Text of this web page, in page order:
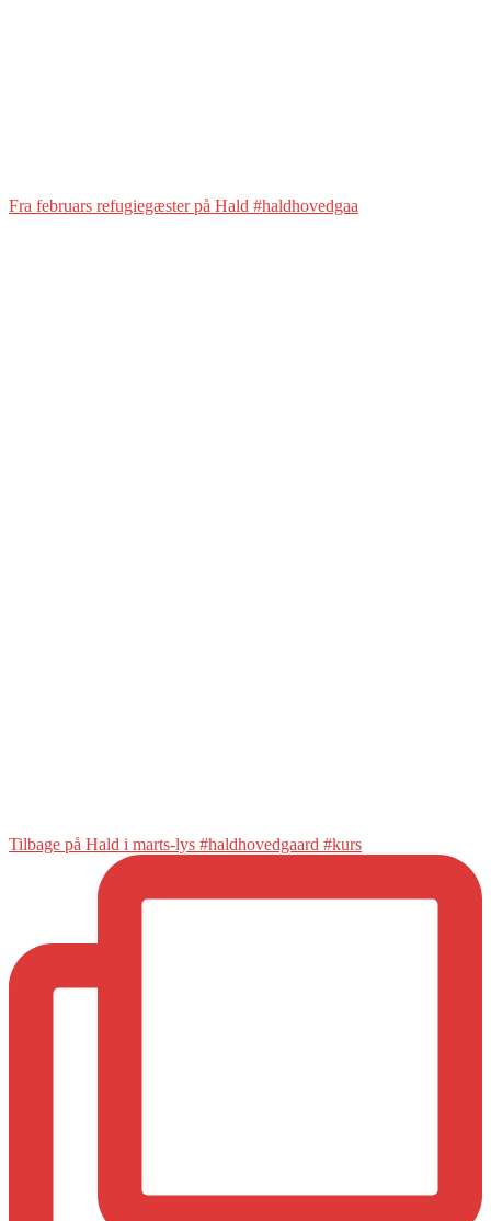
Fra februars refugiegæster på Hald #haldhovedgaa
Tilbage på Hald i marts-lys #haldhovedgaard #kurs